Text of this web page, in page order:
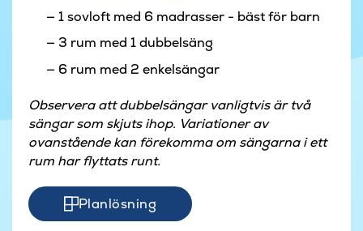
1 sovloft med 6 madrasser - bäst för barn
3 rum med 1 dubbelsäng
6 rum med 2 enkelsängar
Observera att dubbelsängar vanligtvis är två
sängar som skjuts ihop. Variationer av
ovanstående kan förekomma om sängarna i ett
rum har flyttats runt.
Planlösning